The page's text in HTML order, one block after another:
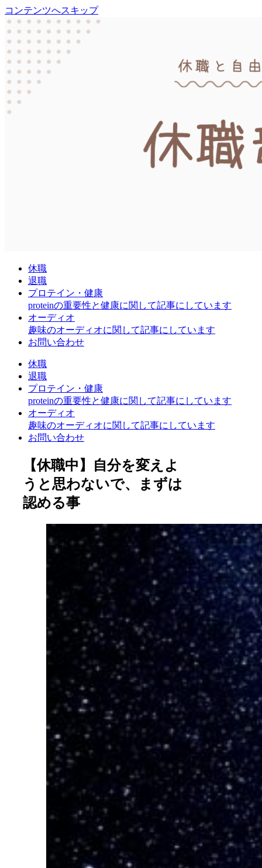
コンテンツへスキップ
休職
退職
プロテイン・健康
proteinの重要性と健康に関して記事にしています
オーディオ
趣味のオーディオに関して記事にしています
お問い合わせ
休職
退職
プロテイン・健康
proteinの重要性と健康に関して記事にしています
オーディオ
趣味のオーディオに関して記事にしています
お問い合わせ
【休職中】自分を変えよ
うと思わないで、まずは
認める事